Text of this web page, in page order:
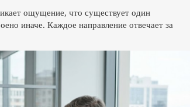
ощущение, что существует один
иначе. Каждое направление отвечает за